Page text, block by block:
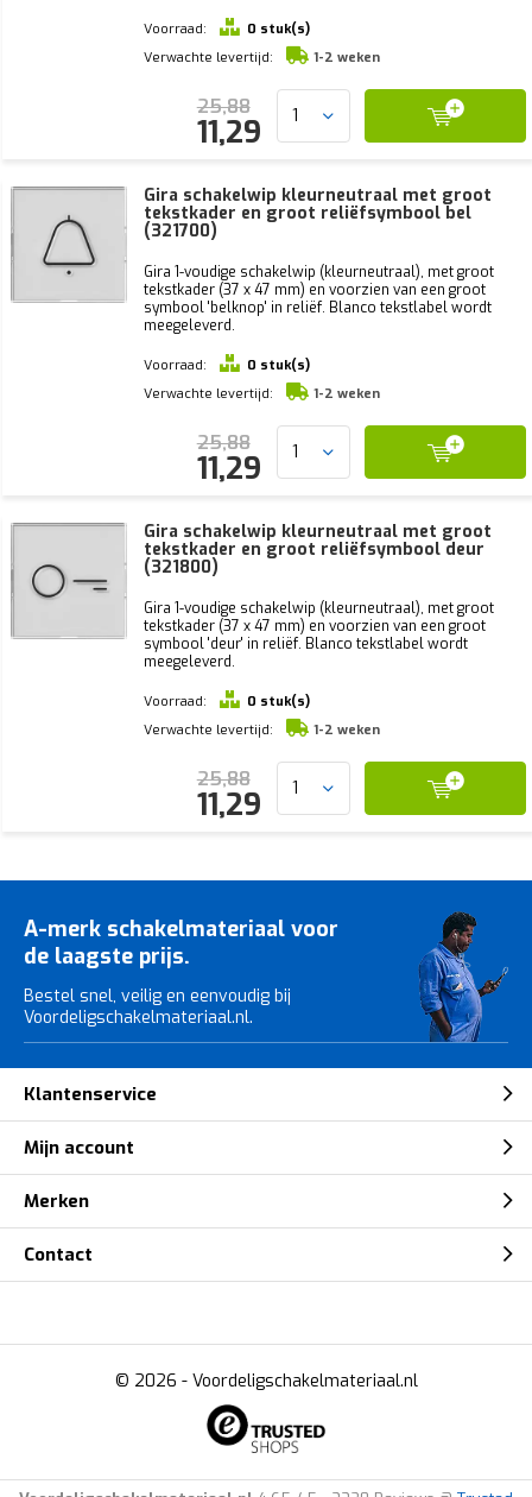
Voorraad:
0 stuk(s)
Verwachte levertijd:
1-2 weken
25,88
11,29
Gira schakelwip kleurneutraal met groot
tekstkader en groot reliëfsymbool bel
(321700)
Gira 1-voudige schakelwip (kleurneutraal), met groot
tekstkader (37 x 47 mm) en voorzien van een groot
symbool 'belknop' in reliëf. Blanco tekstlabel wordt
meegeleverd.
Voorraad:
0 stuk(s)
Verwachte levertijd:
1-2 weken
25,88
11,29
Gira schakelwip kleurneutraal met groot
tekstkader en groot reliëfsymbool deur
(321800)
Gira 1-voudige schakelwip (kleurneutraal), met groot
tekstkader (37 x 47 mm) en voorzien van een groot
symbool 'deur' in reliëf. Blanco tekstlabel wordt
meegeleverd.
Voorraad:
0 stuk(s)
Verwachte levertijd:
1-2 weken
25,88
11,29
A-merk schakelmateriaal voor
de laagste prijs.
Bestel snel, veilig en eenvoudig bij
Voordeligschakelmateriaal.nl.
Klantenservice
Mijn account
Merken
Contact
© 2026 - Voordeligschakelmateriaal.nl